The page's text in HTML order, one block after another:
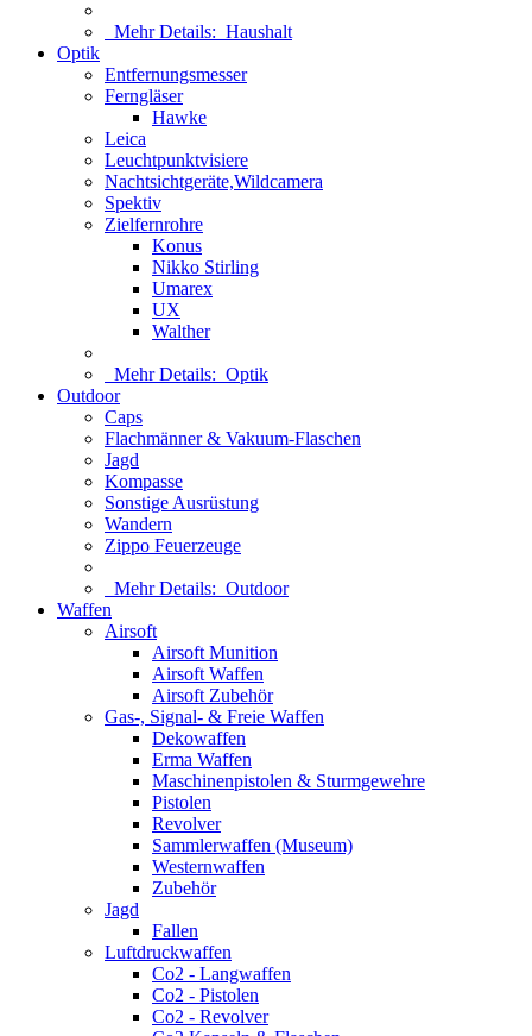
Mehr Details: Haushalt
Optik
Entfernungsmesser
Ferngläser
Hawke
Leica
Leuchtpunktvisiere
Nachtsichtgeräte,Wildcamera
Spektiv
Zielfernrohre
Konus
Nikko Stirling
Umarex
UX
Walther
Mehr Details: Optik
Outdoor
Caps
Flachmänner & Vakuum-Flaschen
Jagd
Kompasse
Sonstige Ausrüstung
Wandern
Zippo Feuerzeuge
Mehr Details: Outdoor
Waffen
Airsoft
Airsoft Munition
Airsoft Waffen
Airsoft Zubehör
Gas-, Signal- & Freie Waffen
Dekowaffen
Erma Waffen
Maschinenpistolen & Sturmgewehre
Pistolen
Revolver
Sammlerwaffen (Museum)
Westernwaffen
Zubehör
Jagd
Fallen
Luftdruckwaffen
Co2 - Langwaffen
Co2 - Pistolen
Co2 - Revolver